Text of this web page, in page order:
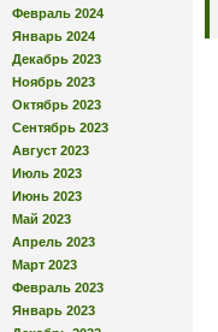
Февраль 2024
Январь 2024
Декабрь 2023
Ноябрь 2023
Октябрь 2023
Сентябрь 2023
Август 2023
Июль 2023
Июнь 2023
Май 2023
Апрель 2023
Март 2023
Февраль 2023
Январь 2023